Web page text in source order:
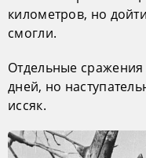
километров, но
смогли.
Отдельные
дней, но
иссяк.